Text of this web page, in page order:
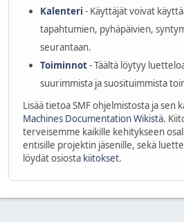
Kalenteri - Käyttäjät voivat
tapahtumien, pyhäpäivien,
seurantaan.
Toiminnot- Täältä löytyy
suurimmista ja suosituimmista
Lisää tietoa SMF ohjelmistosta ja sen
Machines Documentation Wikistä.
terveisemme kaikille kehitykseen
entisille projektin jäsenille, sekä
löydät osiosta kiitokset.